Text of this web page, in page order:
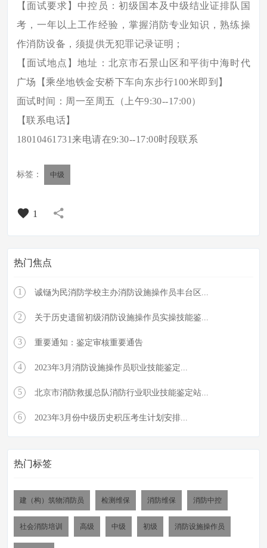
【面试要求】中控员：初级国本及中级结业证排队国
考，一年以上工作经验，掌握消防专业知识，熟练操
作消防设备，须提供无犯罪记录证明；
【面试地点】地址：北京市石景山区和平街中海时代
广场【乘坐地铁金安桥下车向东步行100米即到】
面试时间：周一至周五（上午9:30--17:00）
【联系电话】
18010461731来电请在9:30--17:00时段联系
标签： 中级
1
热门焦点
1 诚铴为民消防学校主办消防设施操作员丰台区...
2 关于历史遗留初级消防设施操作员实操技能鉴...
3 重要通知：鉴定审核重要通告
4 2023年3月消防设施操作员职业技能鉴定...
5 北京市消防救援总队消防行业职业技能鉴定站...
6 2023年3月份中级历史积压考生计划安排...
热门标签
建（构）筑物消防员 检测维保 消防维保 消防中控
社会消防培训 高级 中级 初级 消防设施操作员